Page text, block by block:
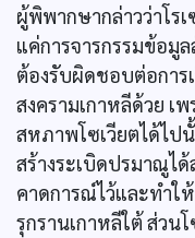
ผู้พิพากษากล่าวว่าโร
แค่การจารกรรมข้อมู
ต้องรับผิดชอบต่อการ
สงครามเกาหลีด้วย เ
สหภาพโซเวียตได้ไป
สร้างระเบิดปรมาณูได้
คาดการณ์ไว้และทำใ
รุกรานเกาหลีใต้ ส่วน